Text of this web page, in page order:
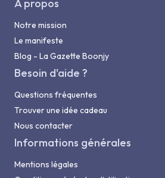
A propos
Notre mission
Le manifeste
Blog - La Gazette Boonjy
Besoin d'aide ?
Questions fréquentes
Trouver une idée cadeau
Nous contacter
Informations générales
Mentions légales